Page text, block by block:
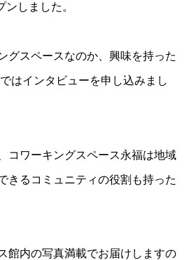
しました。
グスペースなのか、興味を持った
はインタビューを申し込みまし
コワーキングスペース永福は地域
きるコミュニティの役割も持った
館内の写真満載でお届けしますの